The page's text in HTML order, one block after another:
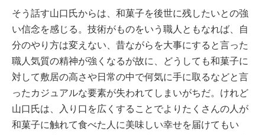
そう話す山口氏からは、和菓子を後世に残したいとの強
い信念を感じる。技術がものをいう職人ともなれば、自
分のやり方は変えない、昔ながらを大事にすると言った
職人気質の精神が強くなるが故に、どうしても和菓子に
対して敷居の高さや日常の中で何気に手に取るなどと言
ったカジュアルな要素が失われてしまいがちだ。けれど
山口氏は、入り口を広くすることでよりたくさんの人が
和菓子に触れて食べた人に美味しい幸せを届けてもい